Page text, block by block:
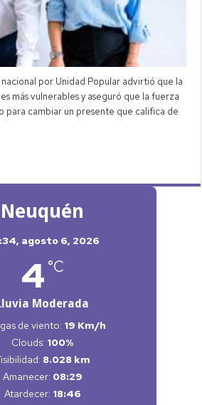
por Unidad Popular advirtió que la
más vulnerables y aseguró que la fuerza
para cambiar un presente que califica de
Neuquén
agosto 6, 2026
4 °C
Moderada
de viento: 19 Km/h
Clouds: 100%
8.028 km
Amanecer: 08:29
Atardecer: 18:46